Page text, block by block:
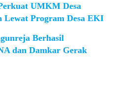
UMKM Desa
Lewat Program Desa EKI
Berhasil
dan Damkar Gerak